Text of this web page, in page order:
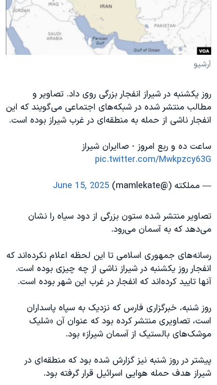
فرهنگ و زندگی
حقوق شهروندی
اقتصادی
علم و فناوری
گالری عکس
آرشیو پخش زنده
مستندها
انتخابات ریاست جمهوری آمریکا ۲۰۲۴
حمله جمهوری اسلامی به اسرائیل
رمز مهسا
اعتراضات زن، زندگی، آزادی
مجموعه مستندهای دادخواهی
دادگاه حمید نوری
چهل سال گروگان‌گیری
قانون شفافیت دارائی کادر رهبری ایران
اسرائیل در جنگ
نرگس محمدی برنده جایزه نوبل صلح
همایش محافظه‌کاران آمریکا «سی‌پک»
صفحه‌های ویژه
سفر پرزیدنت ترامپ به چین
دنبال کنید
آرشیو
روز یکشنبه در شیراز انفجار بزرگی روی داد. تصاویر و
مطالب منتشر شده در شبکه‌های اجتماعی می‌گویند که این
انفجار ناشی از حمله به منطقه‌ای در غرب شیراز بوده است.
ساعت ده و ربع امروز - صاایران شیراز
pic.twitter.com/Mwkpzcy63G
— مملکته (@mamlekate)
June 15, 2025
تصاویر منتشر شده ستون بزرگی از دود سیاه را نشان
می‌دهد که به آسمان می‌رود.
رسانه‌های جمهوری اسلامی تا این لحظه اعلام نکرده‌اند که
انفجار روز یکشنبه در شیراز ناشی از چه چیزی بوده است.
آنها تایید کرده‌اند که انفجار در غرب این شهر بوده است.
روز شنبه، خبرگزاری فارس که نزدیک به سپاه پاسداران
است، تصاویری منتشر کرده بود که عنوان آن «شلیک
موشک‌های بالستیک از آسمان شیراز» بود.
پیشتر در روز شنبه نیز گزارش شده بود که منطقه‌ای در
شیراز هدف حمله هوایی اسرائیل قرار گرفته بود.